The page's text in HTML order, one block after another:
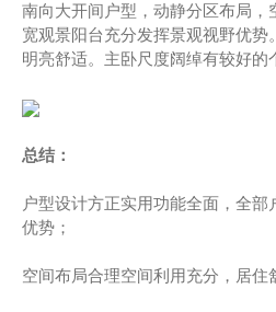
南向大开间户型，动静分区布局，
宽观景阳台充分发挥景观视野优
明亮舒适。主卧尺度阔绰有较好的
总结：
户型设计方正实用功能全面，全
优势；
空间布局合理空间利用充分，居住